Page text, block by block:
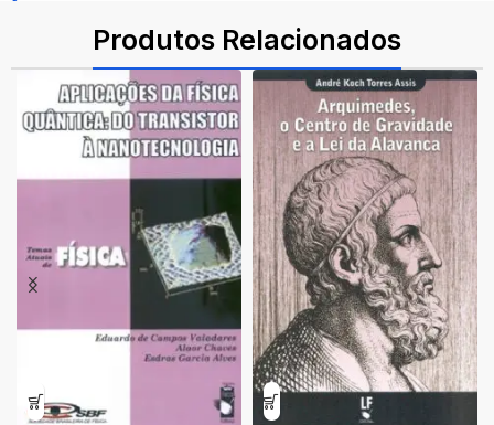
Produtos Relacionados